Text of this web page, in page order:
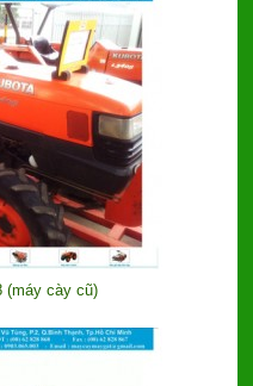
(máy cày cũ)